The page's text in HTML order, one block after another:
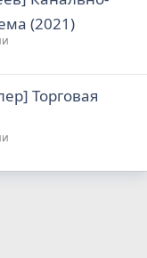
(2021)
Торговая
почта